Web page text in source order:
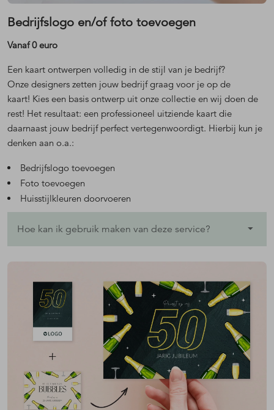
Bedrijfslogo en/of foto toevoegen
Vanaf 0 euro
Een kaart ontwerpen volledig in de stijl van je bedrijf?
Onze designers zetten jouw bedrijf graag voor je op de
kaart! Kies een basis ontwerp uit onze collectie en wij doen de
rest! Het resultaat: een professioneel uitziende kaart die
daarnaast jouw bedrijf perfect vertegenwoordigt. Hierbij kun je
denken aan o.a.:
Bedrijfslogo toevoegen
Foto toevoegen
Huisstijlkleuren doorvoeren
Hoe kan ik gebruik maken van deze service?